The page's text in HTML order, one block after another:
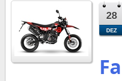
28
DEZ